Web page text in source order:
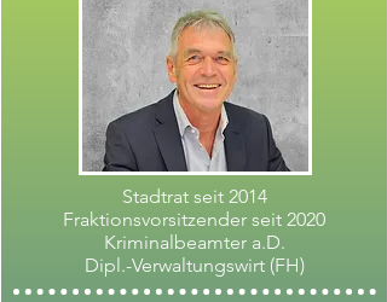
Stadtrat seit 2014
Fraktionsvorsitzender seit 2020
Kriminalbeamter a.D.
Dipl.-Verwaltungswirt (FH)